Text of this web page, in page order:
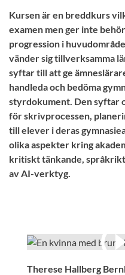
Kursen är en breddkurs
examen men ger inte
progression i
vänder sig tillverksamma
syftar till att ge
handleda och bedöma
styrdokument. Den syftar
för skrivprocessen,
till elever i deras
olika aspekter kring
kritiskt tänkande,
av AI-verktyg.
Therese Hallberg